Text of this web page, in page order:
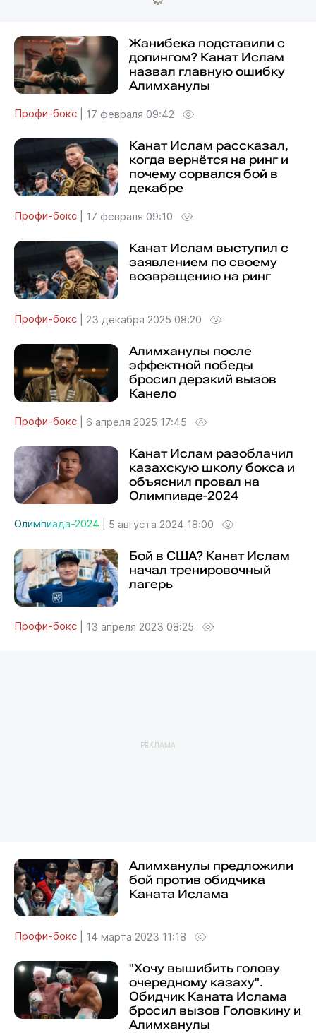
Жанибека подставили с
допингом? Канат Ислам
назвал главную ошибку
Алимханулы
Профи-бокс 17 февраля 09:42
Канат Ислам рассказал,
когда вернётся на ринг и
почему сорвался бой в
декабре
Профи-бокс 17 февраля 09:10
Канат Ислам выступил с
заявлением по своему
возвращению на ринг
Профи-бокс 23 декабря 2025 08:20
Алимханулы после
эффектной победы
бросил дерзкий вызов
Канело
Профи-бокс 6 апреля 2025 17:45
Канат Ислам разоблачил
казахскую школу бокса и
объяснил провал на
Олимпиаде-2024
Олимпиада-2024 5 августа 2024 18:00
Бой в США? Канат Ислам
начал тренировочный
лагерь
Профи-бокс 13 апреля 2023 08:25
РЕКЛАМА
Алимханулы предложили
бой против обидчика
Каната Ислама
Профи-бокс 14 марта 2023 11:18
"Хочу вышибить голову
очередному казаху".
Обидчик Каната Ислама
бросил вызов Головкину и
Алимханулы